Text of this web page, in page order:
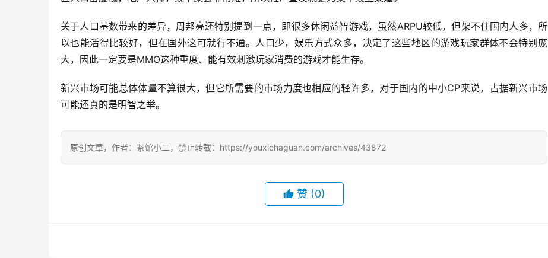
关于人口基数带来的差异，周邦亮还特别提到一点，即很多休闲益智游戏，虽然ARPU较低，但架不住国内人多，所
以也能活得比较好，但在国外这可就行不通。人口少，娱乐方式众多，决定了这些地区的游戏玩家群体不会特别庞
大，因此一定要是MMO这种重度、能有效刺激玩家消费的游戏才能生存。
新兴市场可能总体体量不算很大，但它所需要的市场力度也相应的轻许多，对于国内的中小CP来说，占据新兴市场
可能还真的是明智之举。
原创文章，作者：茶馆小二，禁止转载：https://youxichaguan.com/archives/43872
赞 (0)